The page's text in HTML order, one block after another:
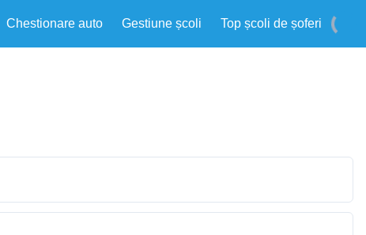
Chestionare auto Gestiune școli Top școli de șoferi